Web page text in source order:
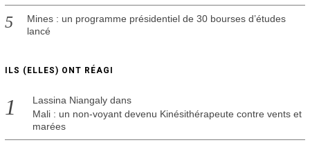
Mines : un programme présidentiel de 30 bourses d’études
lancé
ILS (ELLES) ONT RÉAGI
Lassina Niangalydans
Mali : un non-voyant devenu Kinésithérapeute contre vents et
marées